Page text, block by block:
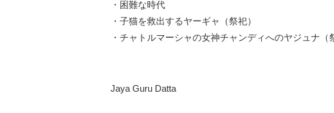
・困難な時代
・子猫を救出するヤーギャ（祭祀）
・チャトルマーシャの女神チャンディへのヤジュナ（
Jaya Guru Datta